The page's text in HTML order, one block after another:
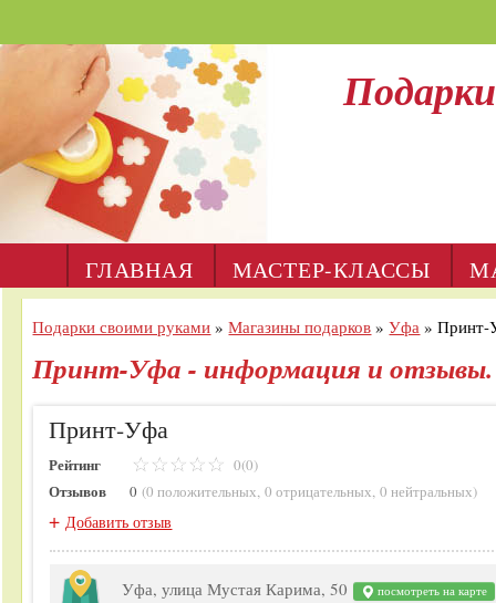
Подарки
ГЛАВНАЯ МАСТЕР-КЛАССЫ
Подарки своими руками »Магазины подарков »Уфа »Принт-
Принт-Уфа - информация и
Принт-Уфа
Рейтинг 0(0)
Отзывов 0 (0 положительных,0 отрицательных,0 нейтральных)
+ Добавить отзыв
Уфа, улица Мустая Карима, 50 посмотреть на карте